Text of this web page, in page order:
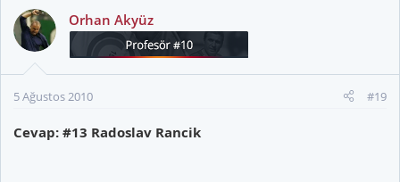
Orhan Akyüz
5 Ağustos 2010 #19
Cevap: #13 Radoslav Rancik